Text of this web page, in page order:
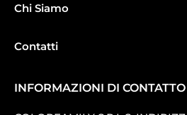
Chi Siamo
Contatti
INFORMAZIONI DI CONTATTO